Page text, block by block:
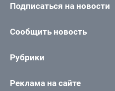
Подписаться на новости
Сообщить новость
Рубрики
Реклама на сайте